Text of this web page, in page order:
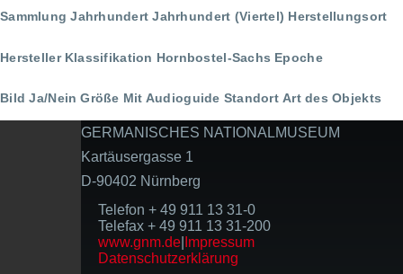
Sammlung Jahrhundert Jahrhundert (Viertel) Herstellungsort
Hersteller Klassifikation Hornbostel-Sachs Epoche
Bild Ja/Nein Größe Mit Audioguide Standort Art des Objekts
GERMANISCHES NATIONALMUSEUM
Kartäusergasse 1
D-90402 Nürnberg
Telefon + 49 911 13 31-0
Telefax + 49 911 13 31-200
www.gnm.de Impressum
Datenschutzerklärung